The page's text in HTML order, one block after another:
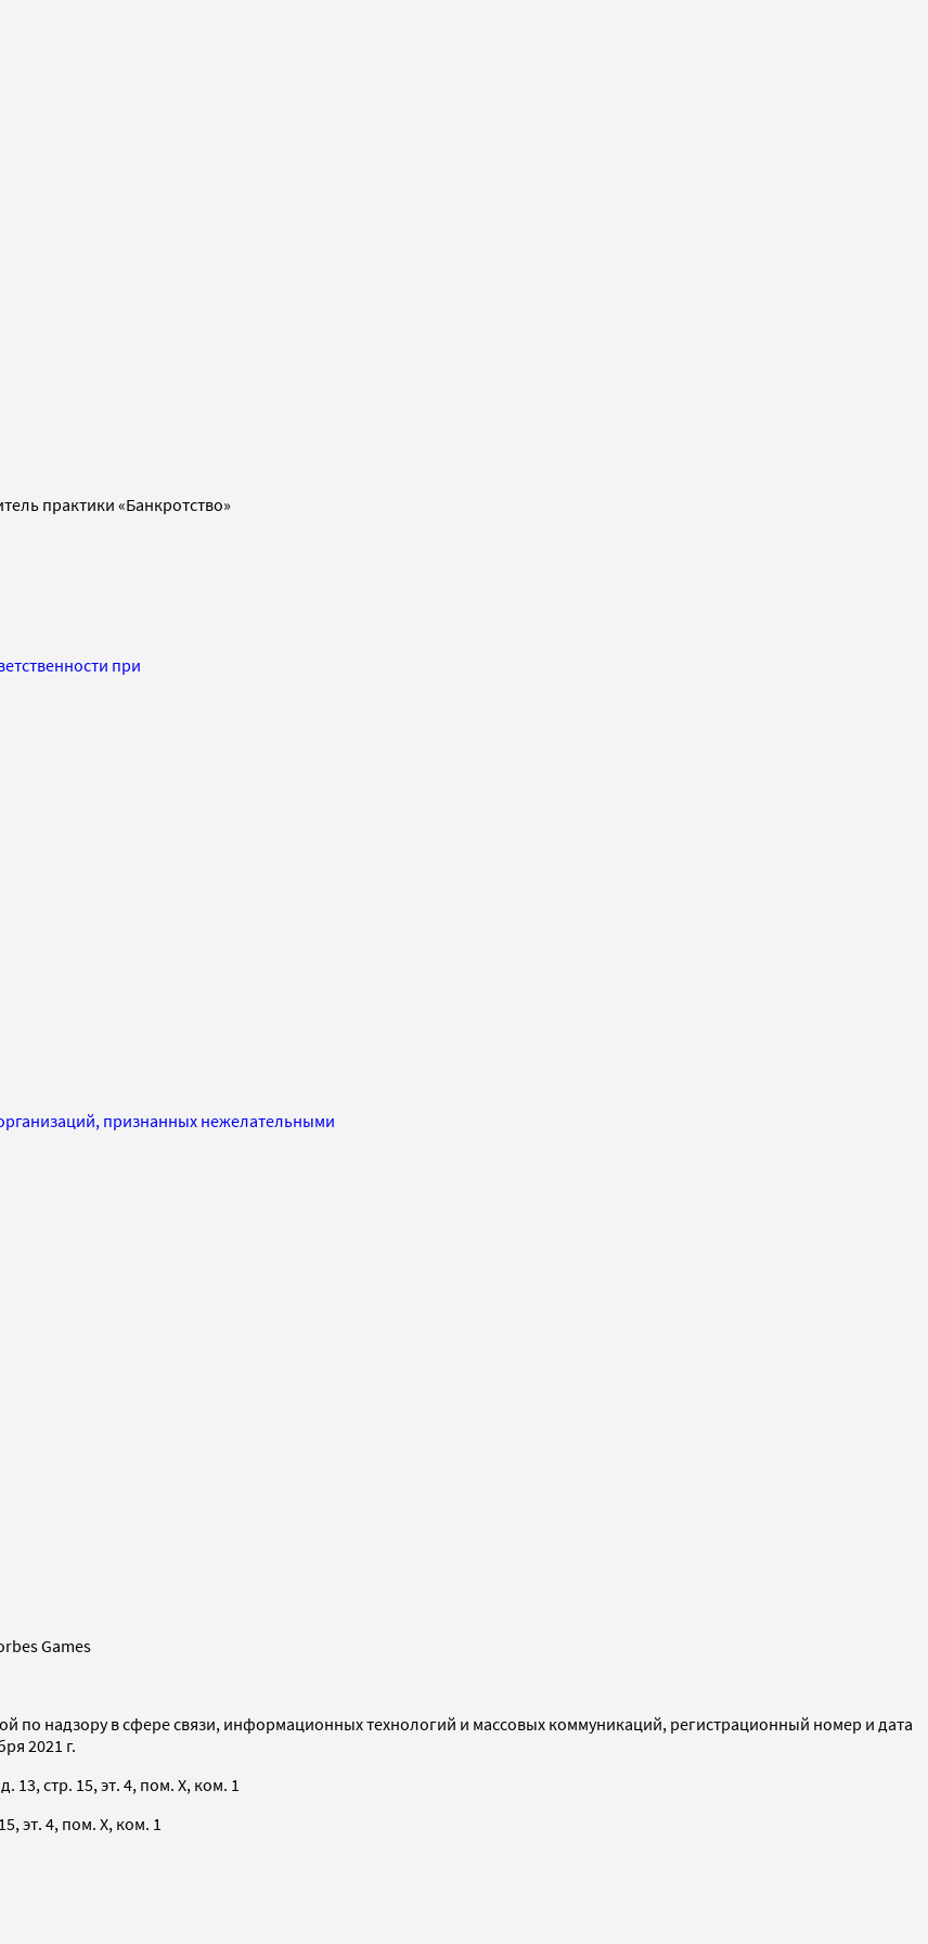
практики «Банкротство»
при
признанных нежелательными
Games
по надзору в сфере связи, информационных технологий и массовых коммуникаций, регистрационный номер и дата
2021 г.
13, стр. 15, эт. 4, пом. X, ком. 1
эт. 4, пом. X, ком. 1